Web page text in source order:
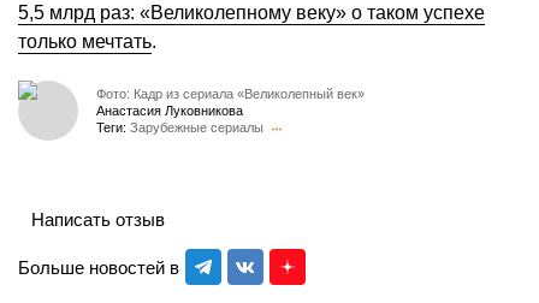
5,5 млрд раз: «Великолепному веку» о таком успехе
только мечтать.
Фото: Кадр из сериала «Великолепный век»
Анастасия Луковникова
Теги: Зарубежные сериалы
Больше новостей в
Написать отзыв